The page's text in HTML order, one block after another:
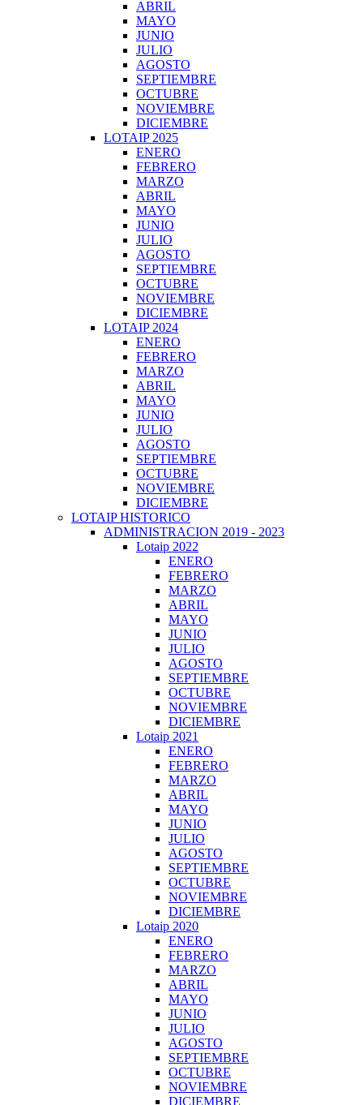
ABRIL
MAYO
JUNIO
JULIO
AGOSTO
SEPTIEMBRE
OCTUBRE
NOVIEMBRE
DICIEMBRE
LOTAIP 2025
ENERO
FEBRERO
MARZO
ABRIL
MAYO
JUNIO
JULIO
AGOSTO
SEPTIEMBRE
OCTUBRE
NOVIEMBRE
DICIEMBRE
LOTAIP 2024
ENERO
FEBRERO
MARZO
ABRIL
MAYO
JUNIO
JULIO
AGOSTO
SEPTIEMBRE
OCTUBRE
NOVIEMBRE
DICIEMBRE
LOTAIP HISTORICO
ADMINISTRACION 2019 - 2023
Lotaip 2022
ENERO
FEBRERO
MARZO
ABRIL
MAYO
JUNIO
JULIO
AGOSTO
SEPTIEMBRE
OCTUBRE
NOVIEMBRE
DICIEMBRE
Lotaip 2021
ENERO
FEBRERO
MARZO
ABRIL
MAYO
JUNIO
JULIO
AGOSTO
SEPTIEMBRE
OCTUBRE
NOVIEMBRE
DICIEMBRE
Lotaip 2020
ENERO
FEBRERO
MARZO
ABRIL
MAYO
JUNIO
JULIO
AGOSTO
SEPTIEMBRE
OCTUBRE
NOVIEMBRE
DICIEMBRE